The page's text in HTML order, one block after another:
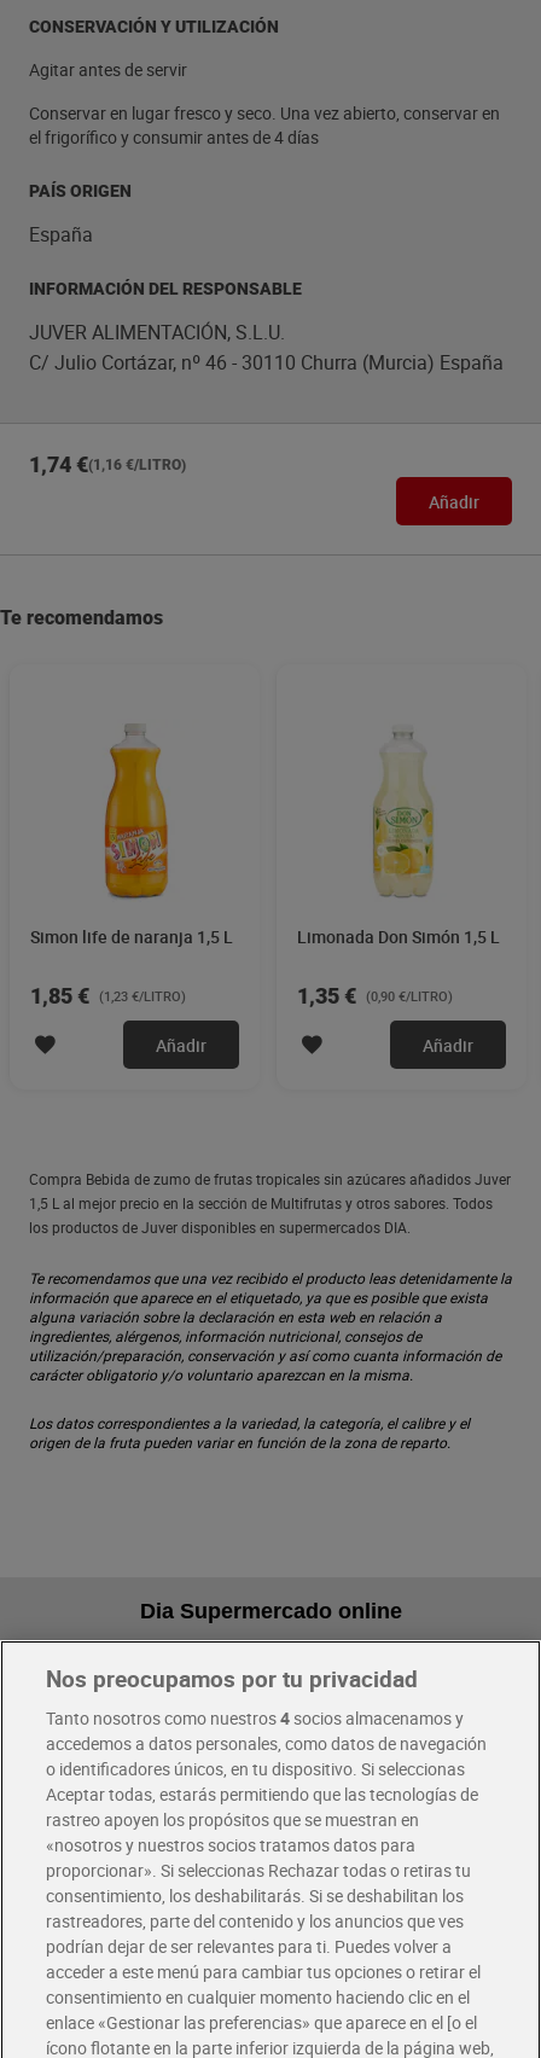
CONSERVACIÓN Y UTILIZACIÓN
Agitar antes de servir
Conservar en lugar fresco y seco. Una vez abierto, conservar en
el frigorífico y consumir antes de 4 días
PAÍS ORIGEN
España
INFORMACIÓN DEL RESPONSABLE
JUVER ALIMENTACIÓN, S.L.U.
C/ Julio Cortázar, nº 46 - 30110 Churra (Murcia) España
1,74 €(1,16 €/LITRO)
Añadir
Te recomendamos
Simon life de naranja 1,5 L
1,85 € (1,23 €/LITRO)
Añadir
Limonada Don Simón 1,5 L
1,35 € (0,90 €/LITRO)
Añadir
Compra Bebida de zumo de frutas tropicales sin azúcares añadidos Juver
1,5 L al mejor precio en la sección de Multifrutas y otros sabores. Todos
los productos de Juver disponibles en supermercados DIA.
Te recomendamos que una vez recibido el producto leas detenidamente la
información que aparece en el etiquetado, ya que es posible que exista
alguna variación sobre la declaración en esta web en relación a
ingredientes, alérgenos, información nutricional, consejos de
utilización/preparación, conservación y así como cuanta información de
carácter obligatorio y/o voluntario aparezcan en la misma.
Los datos correspondientes a la variedad, la categoría, el calibre y el
origen de la fruta pueden variar en función de la zona de reparto.
Dia Supermercado online
Pide hoy, recibe hoy
Envío gratis por compras superiores a 100€
Envío estandar por 4,99€
Glovo y Uber Eats
Solicita tu factura de Glovo o Uber Eats
Únete al CLUB Dia
Disfruta las ventajas y ofertas exclusivas.
Descárgate la APP Dia
Folletos y Tiendas
Nos preocupamos por tu privacidad
Tanto nosotros como nuestros4socios almacenamos y
accedemos a datos personales, como datos de navegación
o identificadores únicos, en tu dispositivo. Si seleccionas
Aceptar todas, estarás permitiendo que las tecnologías de
rastreo apoyen los propósitos que se muestran en
«nosotros y nuestros socios tratamos datos para
proporcionar». Si seleccionas Rechazar todas o retiras tu
consentimiento, los deshabilitarás. Si se deshabilitan los
rastreadores, parte del contenido y los anuncios que ves
podrían dejar de ser relevantes para ti. Puedes volver a
acceder a este menú para cambiar tus opciones o retirar el
consentimiento en cualquier momento haciendo clic en el
enlace «Gestionar las preferencias» que aparece en el [o el
ícono flotante en la parte inferior izquierda de la página web,